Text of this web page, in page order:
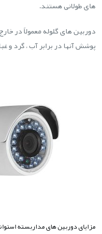
های طولانی هستند.
دوربین های گلوله معمولاً در
پوشش آنها در برابر آب ، گرد و
مزایای دوربین های مداربسته